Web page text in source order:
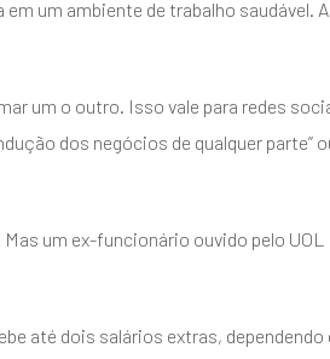
um ambiente de trabalho saudável.
um o outro. Isso vale para redes
dos negócios de qualquer parte”
um ex-funcionário ouvido pelo UOL
até dois salários extras,